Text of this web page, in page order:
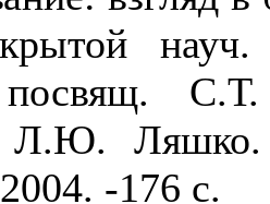
посвящ.
Л.Ю. Ляшко.
-176 с.